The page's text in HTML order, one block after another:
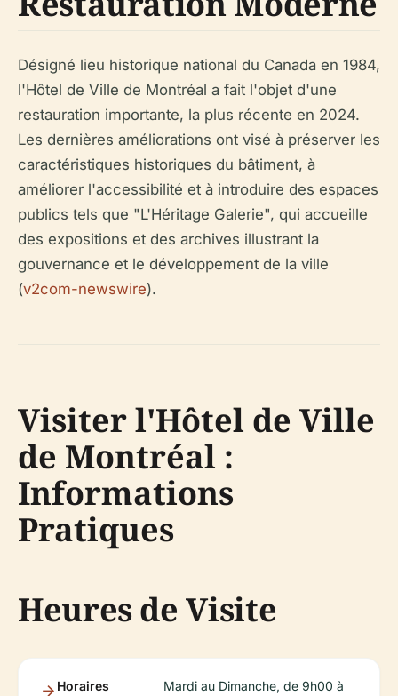
Désigné lieu historique national du Canada en 1984,
l'Hôtel de Ville de Montréal a fait l'objet d'une
restauration importante, la plus récente en 2024.
Les dernières améliorations ont visé à préserver les
caractéristiques historiques du bâtiment, à
améliorer l'accessibilité et à introduire des espaces
publics tels que "L'Héritage Galerie", qui accueille
des expositions et des archives illustrant la
gouvernance et le développement de la ville
(v2com-newswire).
Visiter l'Hôtel de Ville
de Montréal :
Informations
Pratiques
Heures de Visite
Horaires
Mardi au Dimanche, de 9h00 à